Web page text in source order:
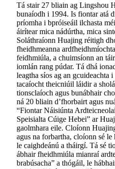
Tá stair 27 bliain ag Lingshou
bunaíodh i 1994. Is fiontar atá
príomha i bpróiseáil ilchasta
áirítear mica nádúrtha, mica
Soláthraíonn Huajing réitigh
fheidhmeanna
feidhmiúla, a chuimsíonn an
iomlán rang púdar. Tá dhá
leagtha síos ag an gcuideachta
tacaíocht theicniúil láidir a
tionsclaíoch agus bunábhair
ná 20 bliain d’fhorbairt agus
“Fiontar Náisiúnta
Speisialta Cúige Hebei” ar
gaolmhara eile. Cloíonn
agus na forbartha, cloíonn sé
le caighdeánú a tháirgí. Tá sé
ábhair fheidhmiúla mianraí
brabúsacha” a thógáil, le